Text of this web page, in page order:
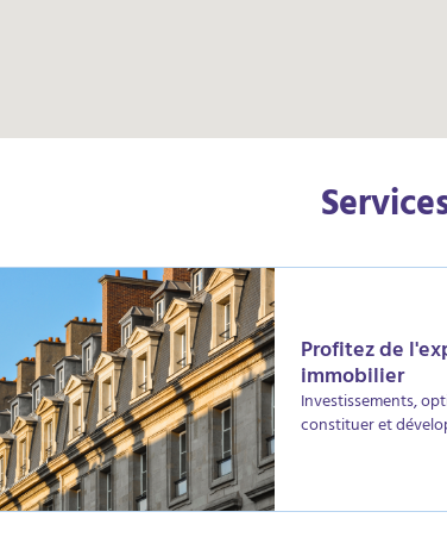
Profitez de
immobilier
Investissements,
constituer et